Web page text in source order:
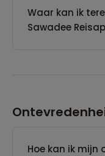
Waar kan ik
Sawadee
Hoe kan ik